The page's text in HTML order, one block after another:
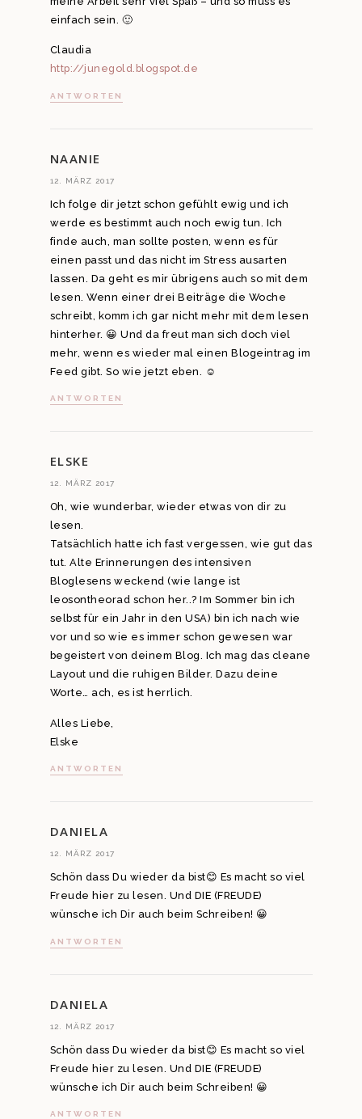
einfach sein. 🙂
Claudia
http://junegold.blogspot.de
ANTWORTEN
NAANIE
12. MÄRZ 2017
Ich folge dir jetzt schon gefühlt ewig und ich
werde es bestimmt auch noch ewig tun. Ich
finde auch, man sollte posten, wenn es für
einen passt und das nicht im Stress ausarten
lassen. Da geht es mir übrigens auch so mit dem
lesen. Wenn einer drei Beiträge die Woche
schreibt, komm ich gar nicht mehr mit dem lesen
hinterher. 😀 Und da freut man sich doch viel
mehr, wenn es wieder mal einen Blogeintrag im
Feed gibt. So wie jetzt eben. ☺
ANTWORTEN
ELSKE
12. MÄRZ 2017
Oh, wie wunderbar, wieder etwas von dir zu
lesen.
Tatsächlich hatte ich fast vergessen, wie gut das
tut. Alte Erinnerungen des intensiven
Bloglesens weckend (wie lange ist
leosontheorad schon her..? Im Sommer bin ich
selbst für ein Jahr in den USA) bin ich nach wie
vor und so wie es immer schon gewesen war
begeistert von deinem Blog. Ich mag das cleane
Layout und die ruhigen Bilder. Dazu deine
Worte… ach, es ist herrlich.
Alles Liebe,
Elske
ANTWORTEN
DANIELA
12. MÄRZ 2017
Schön dass Du wieder da bist😊 Es macht so viel
Freude hier zu lesen. Und DIE (FREUDE)
wünsche ich Dir auch beim Schreiben! 😀
ANTWORTEN
DANIELA
12. MÄRZ 2017
Schön dass Du wieder da bist😊 Es macht so viel
Freude hier zu lesen. Und DIE (FREUDE)
wünsche ich Dir auch beim Schreiben! 😀
ANTWORTEN